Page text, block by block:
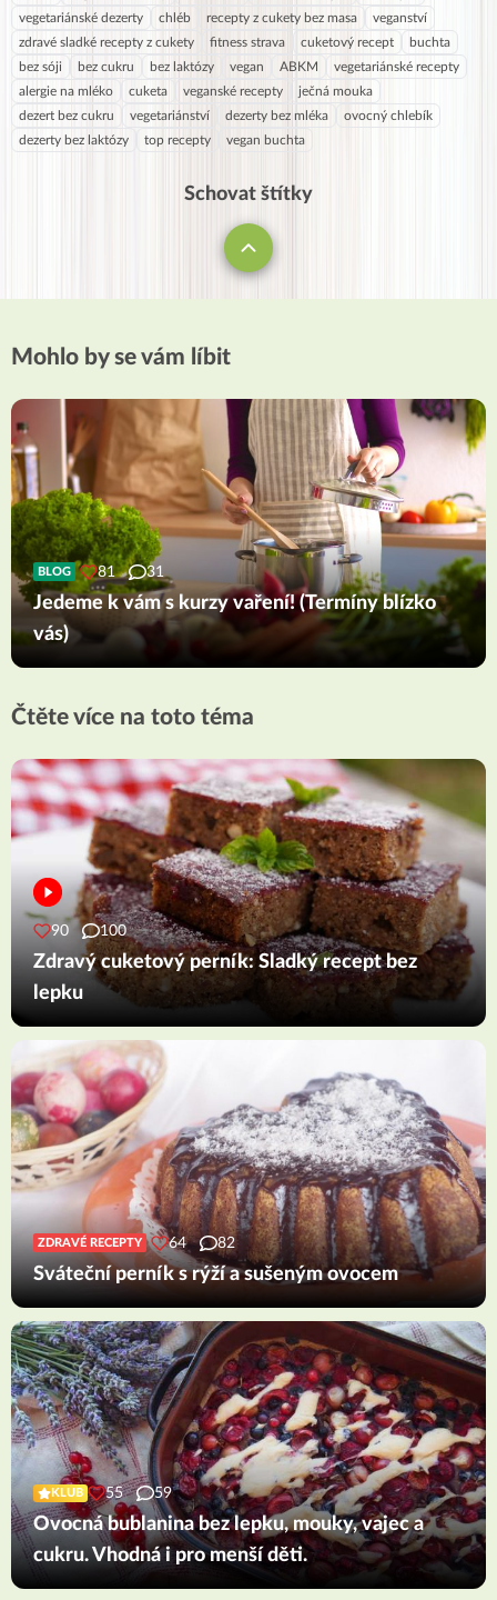
vegetariánské dezerty
chléb recepty z cukety bez masa
veganství
zdravé sladké recepty z cukety
fitness strava cuketový recept
buchta
bez sóji
bez cukru bez laktózy vegan ABKM
vegetariánské recepty
alergie na mléko
cuketa veganské recepty
ječná mouka
dezert bez cukru
vegetariánství dezerty bez mléka
ovocný chlebík
dezerty bez laktózy
top recepty vegan buchta
Schovat štítky
Mohlo by se vám líbit
BLOG 81 31
Jedeme k vám s kurzy vaření! (Termíny blízko
vás)
Čtěte více na toto téma
90 100
Zdravý cuketový perník: Sladký recept bez
lepku
ZDRAVÉ RECEPTY 64 82
Sváteční perník s rýží a sušeným ovocem
KLUB 55 59
Ovocná bublanina bez lepku, mouky, vajec a
cukru. Vhodná i pro menší děti.